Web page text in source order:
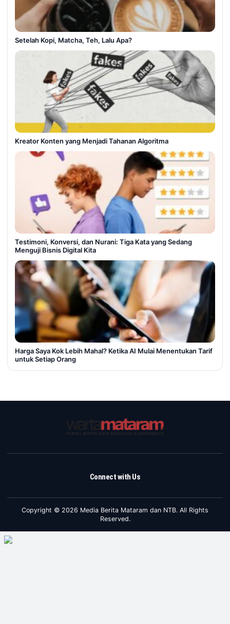
Setelah Kopi, Matcha, Teh, Lalu Apa?
Kreator Konten yang Menjadi Tahanan Algoritma
Testimoni, Konversi, dan Nurani: Tiga Kata yang Sedang
Menguji Bisnis Digital Kita
Harga Saya Kok Lebih Mahal? Ketika AI Mulai Menentukan Tarif
untuk Setiap Orang
Connect with Us
Copyright © 2026 Media Berita Mataram dan NTB. All Rights
Reserved.